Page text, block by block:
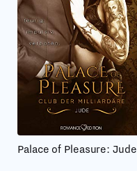
Palace of Pleasure: Jude